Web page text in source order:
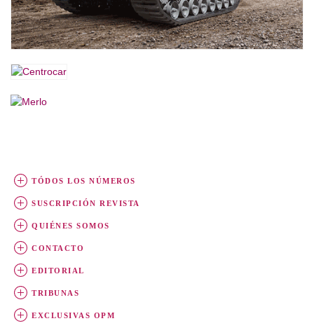
TÓDOS LOS NÚMEROS
SUSCRIPCIÓN REVISTA
QUIÉNES SOMOS
CONTACTO
EDITORIAL
TRIBUNAS
EXCLUSIVAS OPM